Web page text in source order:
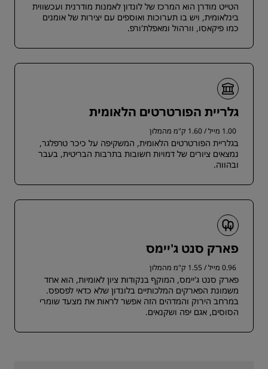
הטייט מודרן הוא המרכז של לונדון לאמנות מודרנית ועכשווית
בינלאומית, ויש בו תערוכות ואוספים עם יצירות של אומנים
כמו פיקאסו, וורהול ומאפלת'ורפ.
גלריית הפורטרטים הלאומית
1.00 מייל / 1.60 ק"מ מהמלון
בגלריית הפורטרטים הלאומית, המשקיפה על כיכר טרפלגר,
נמצאים ציורים של דמויות חשובות בתרבות הבריטית, בעבר
ובהווה.
פארק סנט ג'יימס
0.96 מייל / 1.55 ק"מ מהמלון
פארק סנט ג'יימס, המוקף בנקודות ציון לאומיות, הוא אחד
משמונת הפארקים המלכותיים בלונדון שלא כדאי לפספס.
במרחב הירוק והמדהים הזה אפשר לראות את מצעד שומרי
הסוסים, אגם יפה ושקנאים.